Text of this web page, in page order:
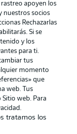
de privacidad
de uso
apoyen los
nuestros socios
Rechazarlas
Si se
y los
para ti.
tus
momento
que
web. Tus
web. Para
tratamos los